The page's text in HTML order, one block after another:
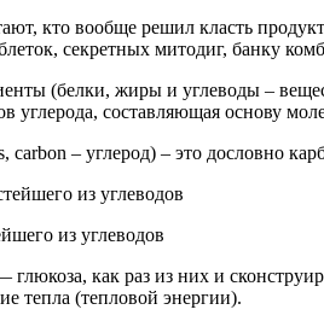
кто вообще решил класть
секретных митодиг, банку
(белки, жиры и углеводы –
углерода, составляющая основу
carbon – углерод) – это дословно
из углеводов
как раз из них и
тепла (тепловой энергии).